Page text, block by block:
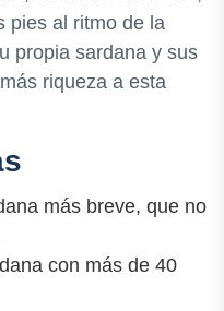
pies al ritmo de la
propia sardana y sus
riqueza a esta
más breve, que no
con más de 40